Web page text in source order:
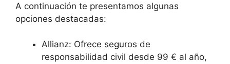
A continuación te presentamos algunas
opciones destacadas:
Allianz: Ofrece seguros de
responsabilidad civil desde 99 € al año,